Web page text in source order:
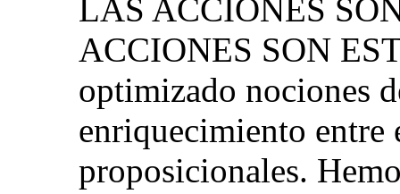
LAS ACCIONES
ACCIONES SON
optimizado nociones
enriquecimiento entre
proposicionales.